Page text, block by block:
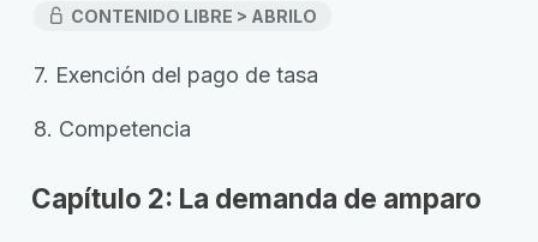
CONTENIDO LIBRE > ABRILO
7. Exención del pago de tasa
8. Competencia
Capítulo 2: La demanda de amparo